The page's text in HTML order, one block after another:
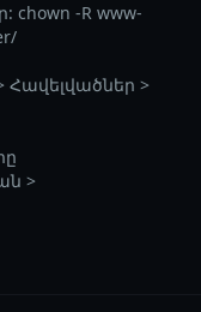
chown -R www-
Հավելվածներ >
>